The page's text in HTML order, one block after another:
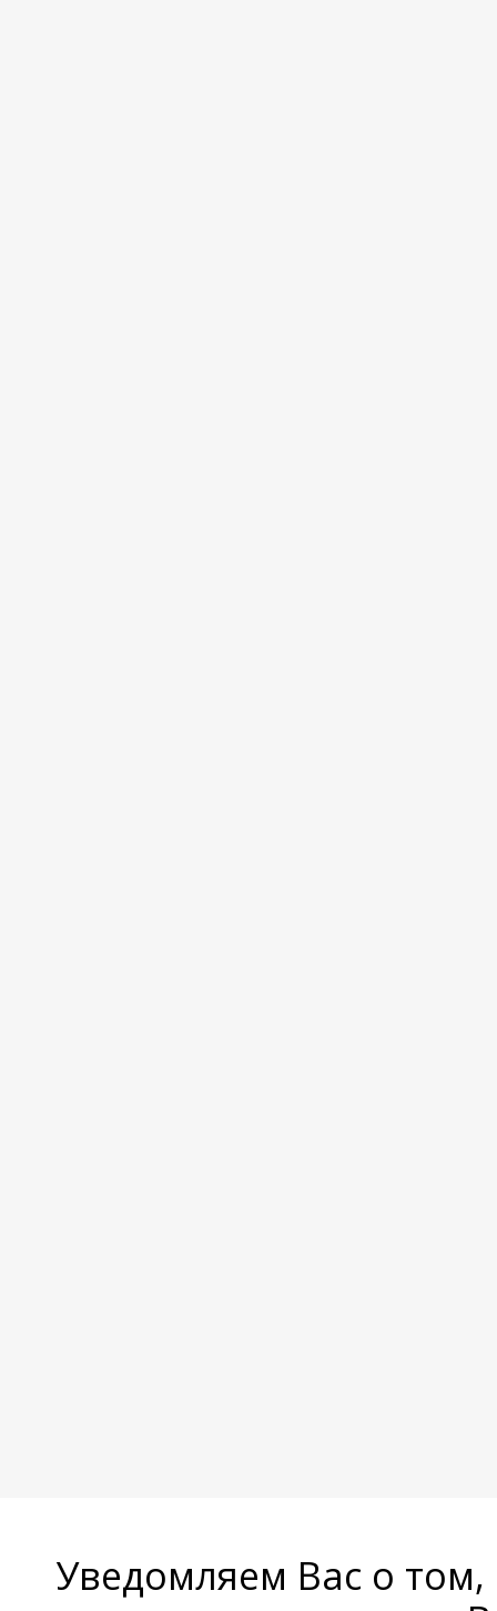
Уведомляем Вас о